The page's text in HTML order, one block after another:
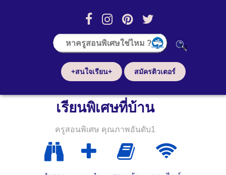
+สนใจเรียน+ สมัครติวเตอร์
เรียนพิเศษที่บ้าน
ครูสอนพิเศษ คุณภาพอันดับ1